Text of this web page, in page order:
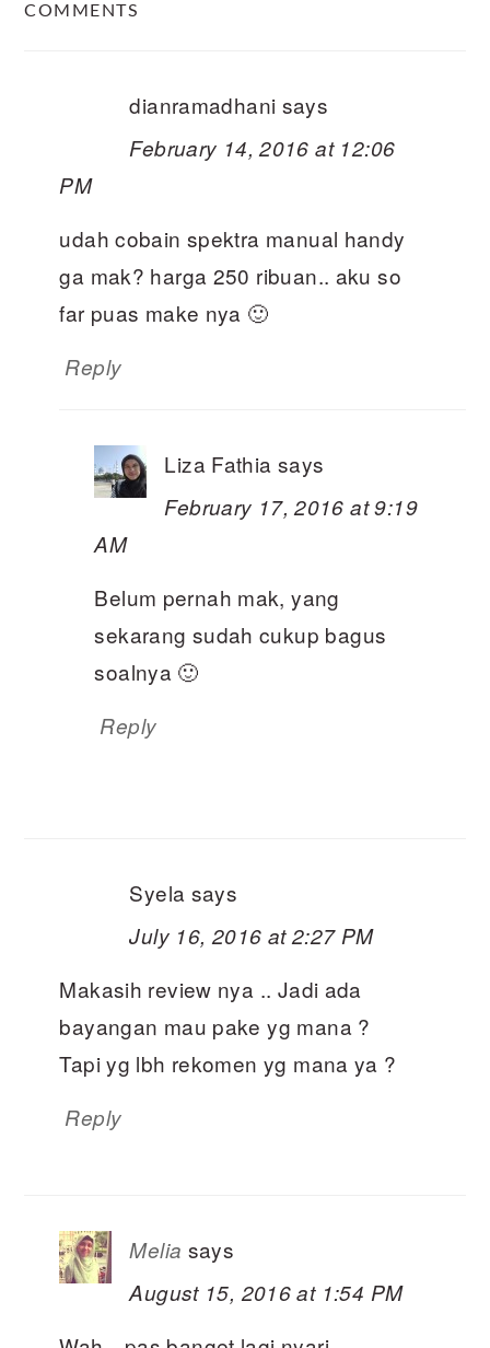
COMMENTS
dianramadhani says
February 14, 2016 at 12:06
PM
udah cobain spektra manual handy
ga mak? harga 250 ribuan.. aku so
far puas make nya 🙂
Reply
Liza Fathia says
February 17, 2016 at 9:19
AM
Belum pernah mak, yang
sekarang sudah cukup bagus
soalnya 🙂
Reply
Syela says
July 16, 2016 at 2:27 PM
Makasih review nya .. Jadi ada
bayangan mau pake yg mana ?
Tapi yg lbh rekomen yg mana ya ?
Reply
Melia says
August 15, 2016 at 1:54 PM